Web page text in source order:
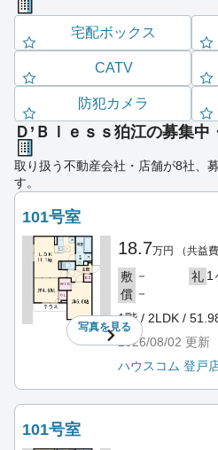
宅配ボックス
CATV
防犯カメラ
Ｄ’Ｂｌｅｓｓ狛江の募集中
取り扱う不動産会社・店舗が8社、
す。
101号室
写真を見る
18.7万円 （共益
敷 － 礼 1
償 －
1階 / 2LDK /
2026/08/02 更新
ハウスコム 登戸
101号室